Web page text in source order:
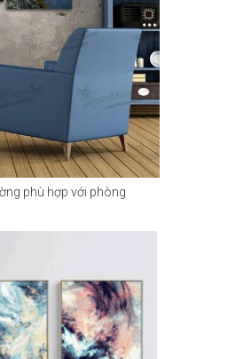
phù hợp với phòng